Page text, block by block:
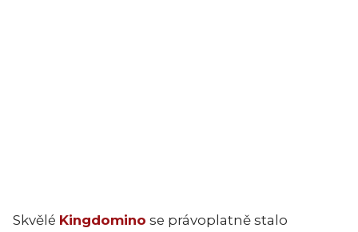
Skvělé Kingdomino se právoplatně stalo